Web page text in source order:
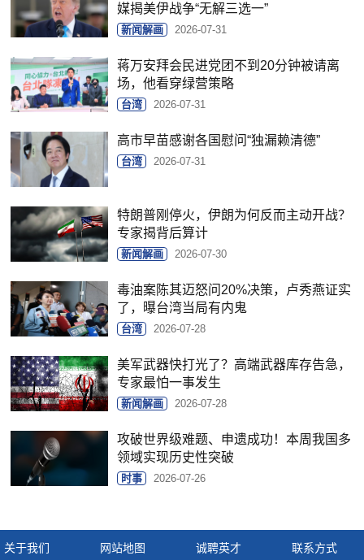
媒揭美伊战争“无解三选一”
新闻解画 2026-07-31
蒋万安拜会民进党团不到20分钟被请离
场，他看穿绿营策略
台湾 2026-07-31
高市早苗感谢各国慰问“独漏赖清德”
台湾 2026-07-31
特朗普刚停火，伊朗为何反而主动开战？
专家揭背后算计
新闻解画 2026-07-30
毒油案陈其迈怒问20%决策，卢秀燕证实
了，曝台湾当局有内鬼
台湾 2026-07-28
美军武器快打光了？高端武器库存告急，
专家最怕一事发生
新闻解画 2026-07-28
攻破世界级难题、申遗成功！本周我国多
领域实现历史性突破
时事 2026-07-26
关于我们 网站地图 诚聘英才 联系方式